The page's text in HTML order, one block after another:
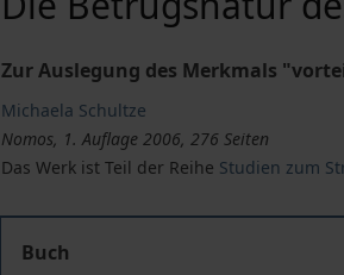
Zur Auslegung des Merkmals
Michaela Schultze
Nomos, 1. Auflage 2006, 276 Seiten
Das Werk ist Teil der Reihe Studien zum
Buch